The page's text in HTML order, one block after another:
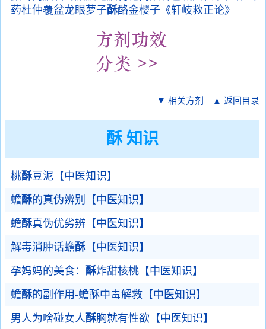
药杜仲覆盆龙眼萝子酥酪金樱子《轩岐救正论》
▼ 相关方剂 ▲ 返回目录
酥 知识
桃酥豆泥【中医知识】
蟾酥的真伪辨别【中医知识】
蟾酥真伪优劣辨【中医知识】
解毒消肿话蟾酥【中医知识】
孕妈妈的美食： 酥炸甜核桃【中医知识】
蟾酥的副作用-蟾酥中毒解救【中医知识】
男人为啥碰女人酥胸就有性欲【中医知识】